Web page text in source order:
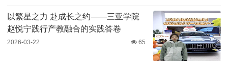
以繁星之力 赴成长之约——三亚学院
赵悦宁践行产教融合的实践答卷
2026-03-22 65